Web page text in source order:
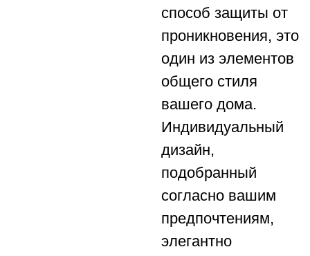
способ защиты от
проникновения, это
один из элементов
общего стиля
вашего дома.
Индивидуальный
дизайн,
подобранный
согласно вашим
предпочтениям,
элегантно